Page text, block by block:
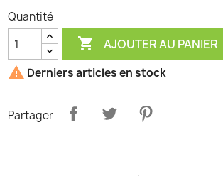
Quantité
 AJOUTER AU PANIER
 Derniers articles en stock
Partager